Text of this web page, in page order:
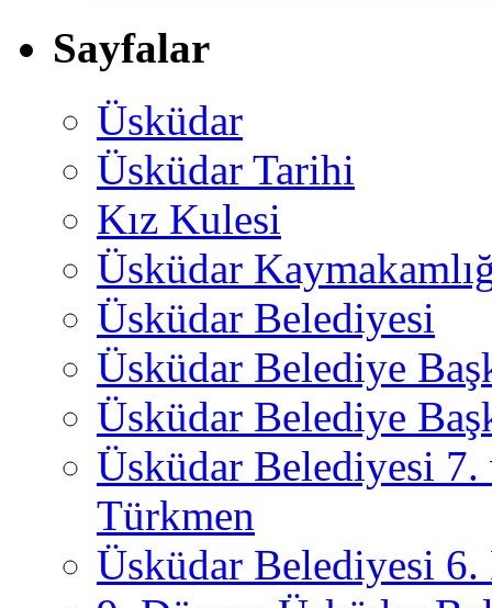
Sayfalar
Üsküdar
Üsküdar Tarihi
Kız Kulesi
Üsküdar
Üsküdar Belediyesi
Üsküdar Belediye
Üsküdar Belediye
Üsküdar Belediyesi
Türkmen
Üsküdar Belediyesi 6.